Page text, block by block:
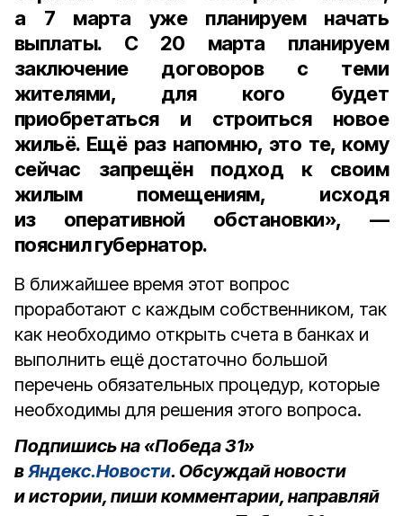
а 7 марта уже планируем начать
выплаты. С 20 марта планируем
заключение договоров с теми
жителями, для кого будет
приобретаться и строиться новое
жильё. Ещё раз напомню, это те, кому
сейчас запрещён подход к своим
жилым помещениям, исходя
из оперативной обстановки», —
пояснил губернатор.
В ближайшее время этот вопрос
проработают с каждым собственником, так
как необходимо открыть счета в банках и
выполнить ещё достаточно большой
перечень обязательных процедур, которые
необходимы для решения этого вопроса.
Подпишись на «Победа 31»
вЯндекс.Новости. Обсуждай новости
и истории, пиши комментарии, направляй